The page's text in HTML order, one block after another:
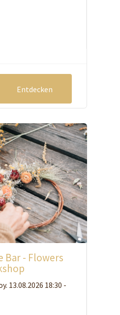
Entdecken
Bar - Flowers
13.08.2026 18:30 -